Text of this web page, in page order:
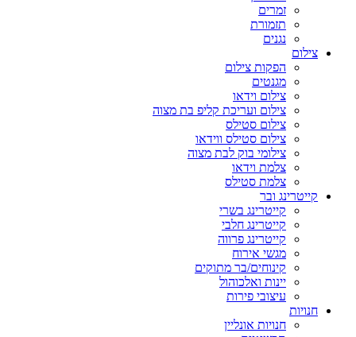
זמרים
תזמורת
נגנים
צילום
הפקות צילום
מגנטים
צילום וידאו
צילום ועריכת קליפ בת מצוה
צילום סטילס
צילום סטילס ווידאו
צילומי בוק לבת מצוה
צלמת וידאו
צלמת סטילס
קייטרינג ובר
קייטרינג בשרי
קייטרינג חלבי
קייטרינג פרווה
מגשי אירוח
קינוחים/בר מתוקים
יינות ואלכוהול
עיצובי פירות
חנויות
חנויות אונליין